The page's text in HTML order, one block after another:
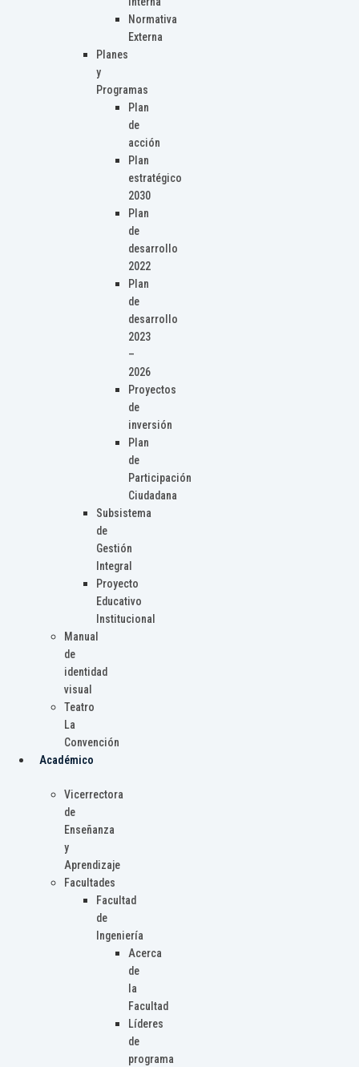
Normativa
Externa
Planes
y
Programas
Plan
de
acción
Plan
estratégico
2030
Plan
de
desarrollo
2022
Plan
de
desarrollo
2023
–
2026
Proyectos
de
inversión
Plan
de
Participación
Ciudadana
Subsistema
de
Gestión
Integral
Proyecto
Educativo
Institucional
Manual
de
identidad
visual
Teatro
La
Convención
Académico
Vicerrectora
de
Enseñanza
y
Aprendizaje
Facultades
Facultad
de
Ingeniería
Acerca
de
la
Facultad
Líderes
de
programa